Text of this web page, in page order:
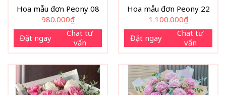
Hoa mẫu đơn Peony 08
980.000₫
Đặt ngay
Chat tư
vấn
Hoa mẫu đơn Peony 22
1.100.000₫
Đặt ngay
Chat tư
vấn